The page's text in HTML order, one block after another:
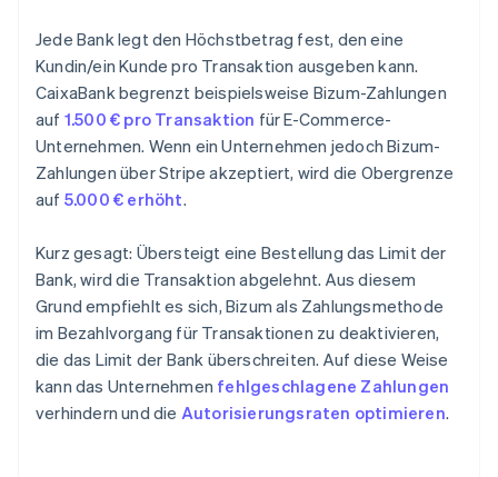
Jede Bank legt den Höchstbetrag fest, den eine
Kundin/ein Kunde pro Transaktion ausgeben kann.
CaixaBank begrenzt beispielsweise Bizum-Zahlungen
auf 1.500 € pro Transaktion für E-Commerce-
Unternehmen. Wenn ein Unternehmen jedoch Bizum-
Zahlungen über Stripe akzeptiert, wird die Obergrenze
auf 5.000 € erhöht.
Kurz gesagt: Übersteigt eine Bestellung das Limit der
Bank, wird die Transaktion abgelehnt. Aus diesem
Grund empfiehlt es sich, Bizum als Zahlungsmethode
im Bezahlvorgang für Transaktionen zu deaktivieren,
die das Limit der Bank überschreiten. Auf diese Weise
kann das Unternehmen fehlgeschlagene Zahlungen
verhindern und die Autorisierungsraten optimieren.